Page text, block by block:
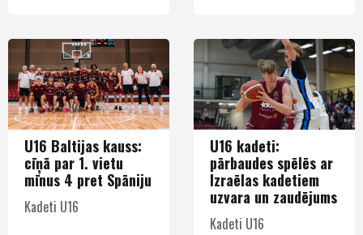
U16 Baltijas kauss:
cīņā par 1. vietu
mīnus 4 pret Spāniju
Kadeti U16
U16 kadeti:
pārbaudes spēlēs ar
Izraēlas kadetiem
uzvara un zaudējums
Kadeti U16